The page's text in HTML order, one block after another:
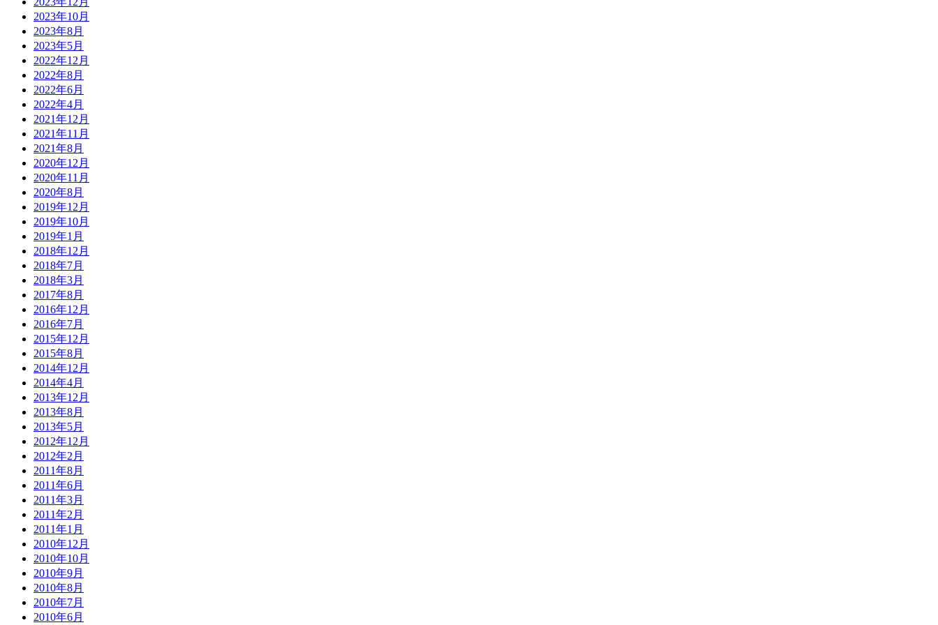
2023年10月
2023年8月
2023年5月
2022年12月
2022年8月
2022年6月
2022年4月
2021年12月
2021年11月
2021年8月
2020年12月
2020年11月
2020年8月
2019年12月
2019年10月
2019年1月
2018年12月
2018年7月
2018年3月
2017年8月
2016年12月
2016年7月
2015年12月
2015年8月
2014年12月
2014年4月
2013年12月
2013年8月
2013年5月
2012年12月
2012年2月
2011年8月
2011年6月
2011年3月
2011年2月
2011年1月
2010年12月
2010年10月
2010年9月
2010年8月
2010年7月
2010年6月